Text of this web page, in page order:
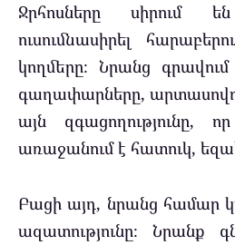
Ջրհոսները սիրում
ուսումնասիրել
կողմերը։ Նրանց
գաղափարները,
այն զգացողությունը,
առաջանում է հատուկ,
Բացի այդ, նրանց համար
ազատությունը։ Նրանք